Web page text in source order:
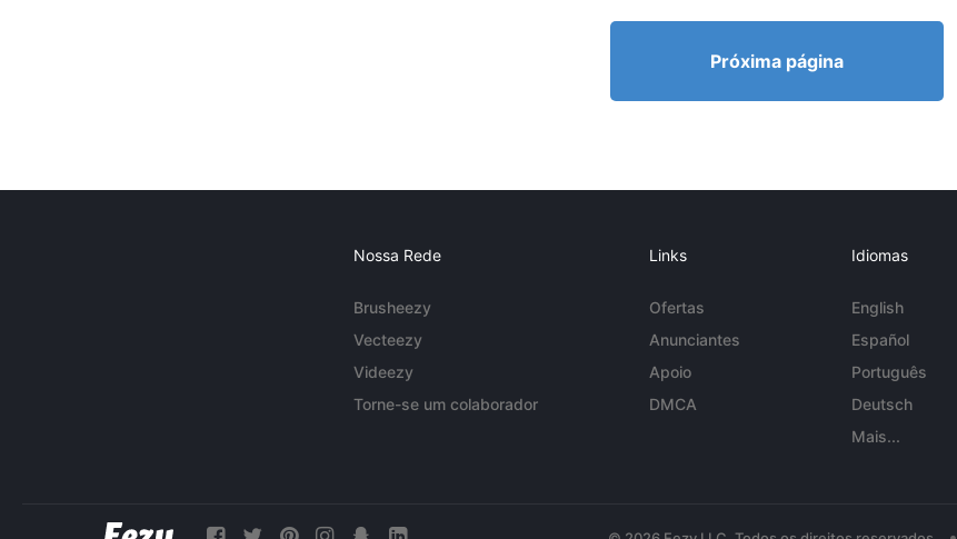
Próxima página
Nossa Rede
Brusheezy
Vecteezy
Videezy
Torne-se um colaborador
Links
Ofertas
Anunciantes
Apoio
DMCA
Idiomas
English
Español
Português
Deutsch
Mais...